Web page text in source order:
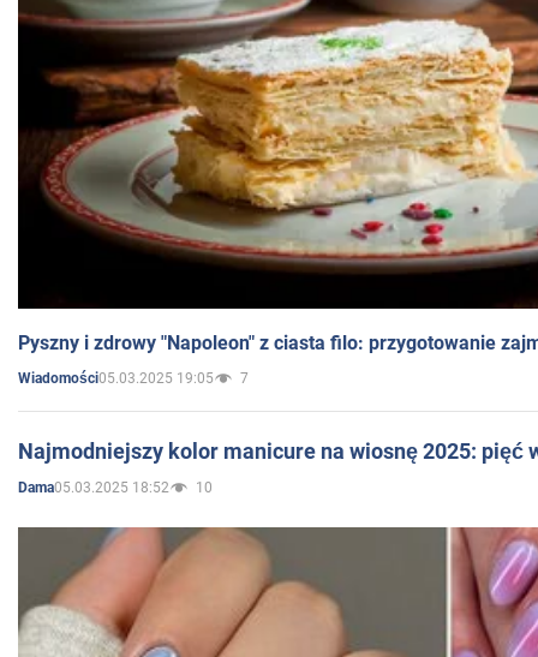
Pyszny i zdrowy "Napoleon" z ciasta filo: przygotowanie
Wiadomości05.03.2025 19:05 7
Najmodniejszy kolor manicure na wiosnę 2025: pięć
Dama05.03.2025 18:52 10